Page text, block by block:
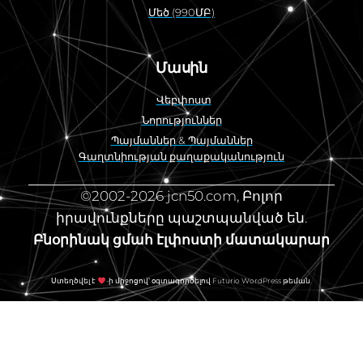
Մեծ (990ՄԲ)
Մասին
Վեբփոստ
Նորություններ
Պայմաններ & Պայմաններ
Գաղտնիության քաղաքականություն
©2002-2026 jcn50.com, Բոլոր
իրավունքները պաշտպանված են.
Բնօրինակ ցմահ էլփոստի մատակարար
Ստեղծվել է -ի միջոցով՝ օգտագործելով Futurio WordPress թեման.